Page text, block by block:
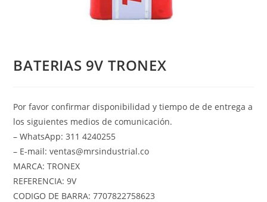
BATERIAS 9V TRONEX
Por favor confirmar disponibilidad y tiempo de de entrega a
los siguientes medios de comunicación.
– WhatsApp: 311 4240255
– E-mail: ventas@mrsindustrial.co
MARCA: TRONEX
REFERENCIA: 9V
CODIGO DE BARRA: 7707822758623